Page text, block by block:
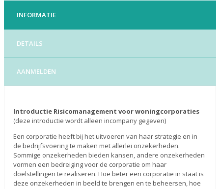
INFORMATIE
DETAILS
AANMELDEN
Introductie Risicomanagement voor woningcorporaties
(deze introductie wordt alleen incompany gegeven)
Een corporatie heeft bij het uitvoeren van haar strategie en in
de bedrijfsvoering te maken met allerlei onzekerheden.
Sommige onzekerheden bieden kansen, andere onzekerheden
vormen een bedreiging voor de corporatie om haar
doelstellingen te realiseren. Hoe beter een corporatie in staat is
deze onzekerheden in beeld te brengen en te beheersen, hoe